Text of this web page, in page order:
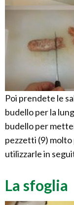
Poi prendete le
budello per la
budello per
pezzetti (9)
utilizzarle in
La sfoglia